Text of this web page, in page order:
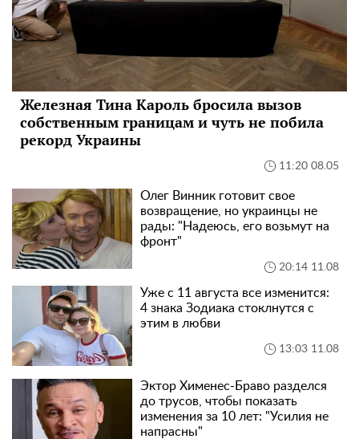
Железная Тина Кароль бросила вызов
собственным границам и чуть не побила
рекорд Украины
11:20 08.05
Олег Винник готовит свое
возвращение, но украинцы не
рады: "Надеюсь, его возьмут на
фронт"
20:14 11.08
Уже с 11 августа все изменится:
4 знака Зодиака стоклнутся с
этим в любви
13:03 11.08
Эктор Хименес-Браво разделся
до трусов, чтобы показать
изменения за 10 лет: "Усилия не
напрасны"